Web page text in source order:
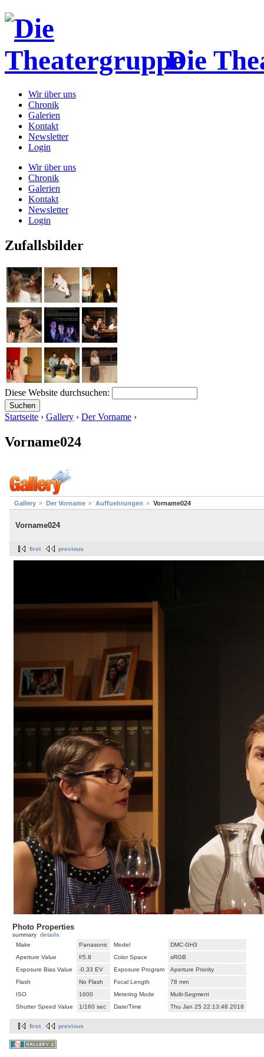
Die
Wir über uns
Chronik
Galerien
Kontakt
Newsletter
Login
Wir über uns
Chronik
Galerien
Kontakt
Newsletter
Login
Zufallsbilder
Diese Website durchsuchen:
Startseite › Gallery › Der Vorname ›
Vorname024
Gallery Der Vorname Auffuehrungen Vorname024
Vorname024
first previous
Photo Properties
summary details
Make
Panasonic Model
DMC-GH3
Aperture Value
f/5.8 Color Space
sRGB
Exposure Bias Value
-0.33 EV Exposure Program
Aperture Priority
Flash
No Flash Focal Length
78 mm
ISO
1600 Metering Mode
Multi-Segment
Shutter Speed Value
1/160 sec Date/Time Thu Jan 25 22:13:48 2018
first previous